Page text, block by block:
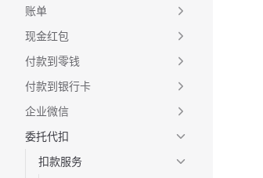
账单
现金红包
付款到零钱
付款到银行卡
企业微信
委托代扣
扣款服务